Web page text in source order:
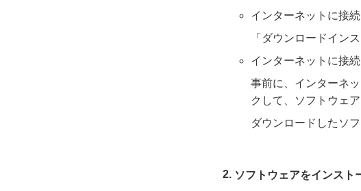
インターネットに接
「ダウンロードイン
インターネットに接
事前に、インターネ
クして、ソフトウェ
ダウンロードしたソ
ソフトウェアをインスト